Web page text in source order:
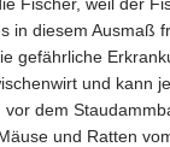
in diesem Ausmaß
gefährliche
und kann
vor dem
und Ratten